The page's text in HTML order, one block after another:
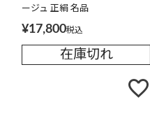
ージュ 正絹 名品
¥17,800税込
在庫切れ